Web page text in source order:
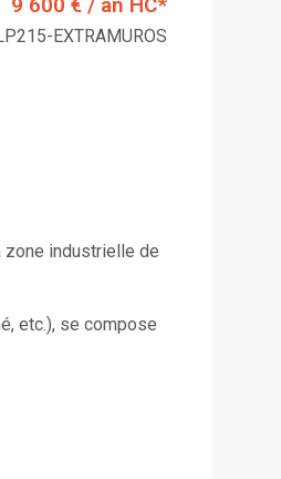
EXTRAMUROS
zone industrielle de
etc.), se compose
à 40mètres